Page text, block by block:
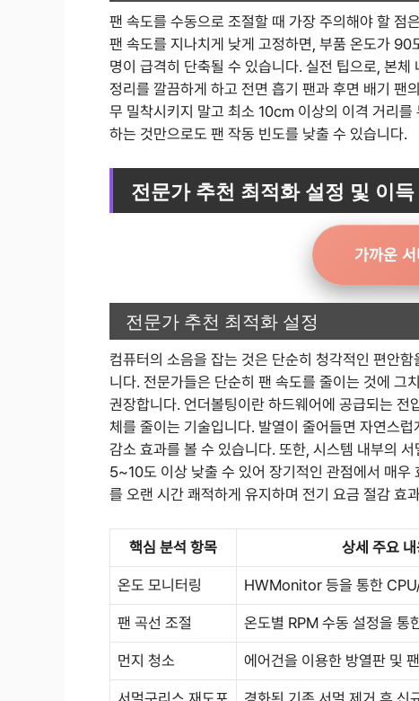
팬 속도를 수동으로 조절할 때 가장 주의해야 할 점
팬 속도를 지나치게 낮게 고정하면, 부품 온도가
명이 급격히 단축될 수 있습니다. 실전 팁으로, 본
정리를 깔끔하게 하고 전면 흡기 팬과 후면 배기 팬
무 밀착시키지 말고 최소 10cm 이상의 이격 거리
하는 것만으로도 팬 작동 빈도를 낮출 수 있습니다.
전문가 추천 최적화 설정 및 이득
가까운
전문가 추천 최적화 설정
컴퓨터의 소음을 잡는 것은 단순히 청각적인 편안
니다. 전문가들은 단순히 팬 속도를 줄이는 것에
권장합니다. 언더볼팅이란 하드웨어에 공급되는
체를 줄이는 기술입니다. 발열이 줄어들면 자연스
감소 효과를 볼 수 있습니다. 또한, 시스템 내부의
5~10도 이상 낮출 수 있어 장기적인 관점에서 매
를 오랜 시간 쾌적하게 유지하며 전기 요금 절감 효
핵심 분석 항목 상세 주요
온도 모니터링 HWMonitor 등을 통한
팬 곡선 조절 온도별 RPM 수동 설정을 통
먼지 청소 에어건을 이용한 방열판 및